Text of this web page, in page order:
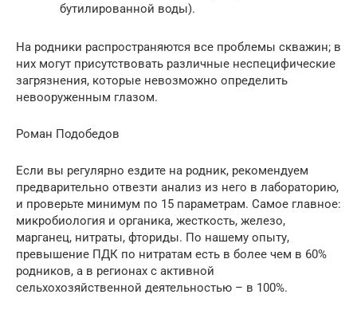
бутилированной воды).
На родники распространяются все проблемы скважин; в
них могут присутствовать различные неспецифические
загрязнения, которые невозможно определить
невооруженным глазом.
Роман Подобедов
Если вы регулярно ездите на родник, рекомендуем
предварительно отвезти анализ из него в лабораторию,
и проверьте минимум по 15 параметрам. Самое главное:
микробиология и органика, жесткость, железо,
марганец, нитраты, фториды. По нашему опыту,
превышение ПДК по нитратам есть в более чем в 60%
родников, а в регионах с активной
сельхохозяйственной деятельностью – в 100%.